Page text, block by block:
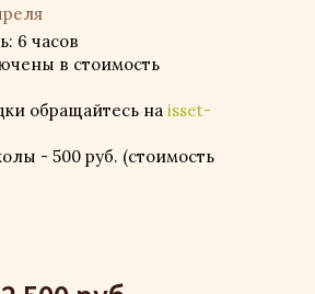
6 часов
в стоимость
обращайтесь на isset-
- 500 руб. (стоимость